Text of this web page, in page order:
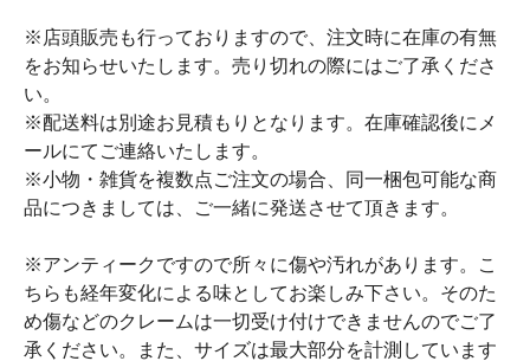
※店頭販売も行っておりますので、注文時に在庫の有無
をお知らせいたします。売り切れの際にはご了承くださ
い。
※配送料は別途お見積もりとなります。在庫確認後にメ
ールにてご連絡いたします。
※小物・雑貨を複数点ご注文の場合、同一梱包可能な商
品につきましては、ご一緒に発送させて頂きます。
※アンティークですので所々に傷や汚れがあります。こ
ちらも経年変化による味としてお楽しみ下さい。そのた
め傷などのクレームは一切受け付けできませんのでご了
承ください。また、サイズは最大部分を計測しています